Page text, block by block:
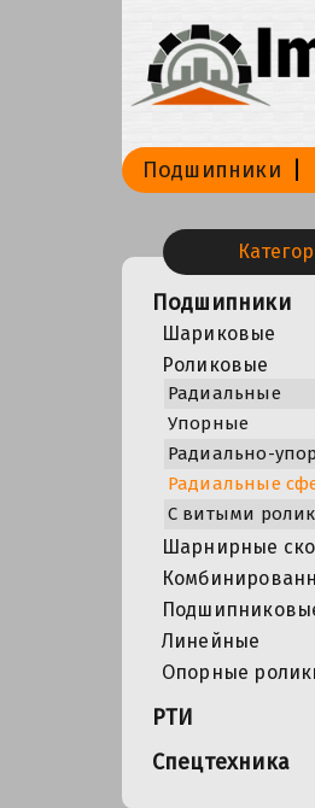
Подшипники
Подшипники
Шариковые
Роликовые
Радиальные
Упорные
Радиально-
Радиальные
С витыми
Шарнирные
Линейные
Опорные
РТИ
Спецтехника